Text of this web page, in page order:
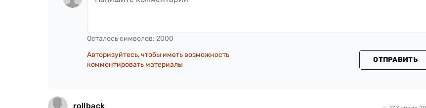
Осталось символов: 2000
Авторизуйтесь, чтобы иметь возможность
комментировать материалы
ОТПРАВИТЬ
rollback